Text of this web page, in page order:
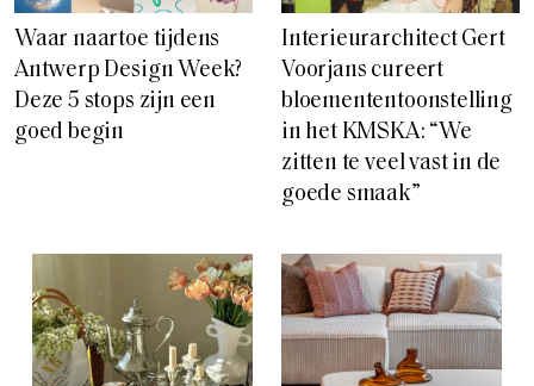
Waar naartoe tijdens
Antwerp Design Week?
Deze 5 stops zijn een
goed begin
Interieurarchitect Gert
Voorjans cureert
bloemententoonstelling
in het KMSKA: “We
zitten te veel vast in de
goede smaak”